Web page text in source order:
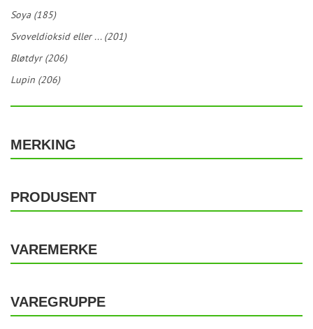
Soya (185)
Svoveldioksid eller ... (201)
Bløtdyr (206)
Lupin (206)
MERKING
PRODUSENT
VAREMERKE
VAREGRUPPE